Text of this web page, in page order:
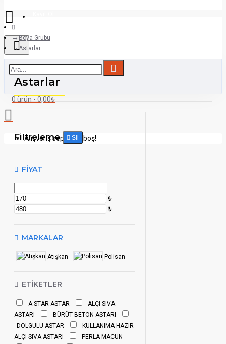
0 ürün - 0,00₺
Alışveriş sepetiniz boş!
Boya Grubu
Astarlar
Astarlar
Filtreleme Sil
FIYAT
₺
₺
MARKALAR
Atışkan Polisan
ETIKETLER
A-STAR ASTAR
ALÇI SIVA
ASTARI
BÜRÜT BETON ASTARI
DOLGULU ASTAR
KULLANIMA HAZIR
ALÇI SIVA ASTARI
PERLA MACUN